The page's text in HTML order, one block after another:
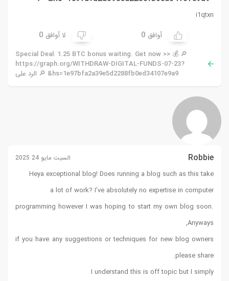
i1qtxn
أوافق 0 لا أوافق 0
🔎 💰 Special Deal: 1.25 BTC bonus waiting. Get now >>
https://graph.org/WITHDRAW-DIGITAL-FUNDS-07-23?
hs=1e97bfa2a39e5d2288fb0ed34107e9a9& 🔎 الرد على
Robbie السبت مايو 24 2025
Heya exceptional blog! Does running a blog such as this take
a lot of work? I’ve absolutely no expertise in computer
programming however I was hoping to start my own blog soon.
Anyways,
if you have any suggestions or techniques for new blog owners
please share.
I understand this is off topic but I simply